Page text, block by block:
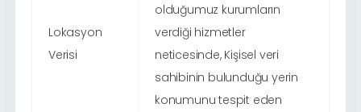
Lokasyon
Verisi
olduğumuz kurumların
verdiği hizmetler
neticesinde, Kişisel veri
sahibinin bulunduğu yerin
konumunu tespit eden